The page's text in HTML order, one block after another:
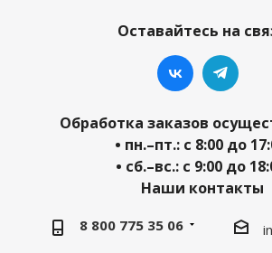
Оставайтесь на
Обработка заказов
• пн.–пт.: с 8:00 до
• сб.–вс.: с 9:00 до
Наши контакты
8 800 775 35 06